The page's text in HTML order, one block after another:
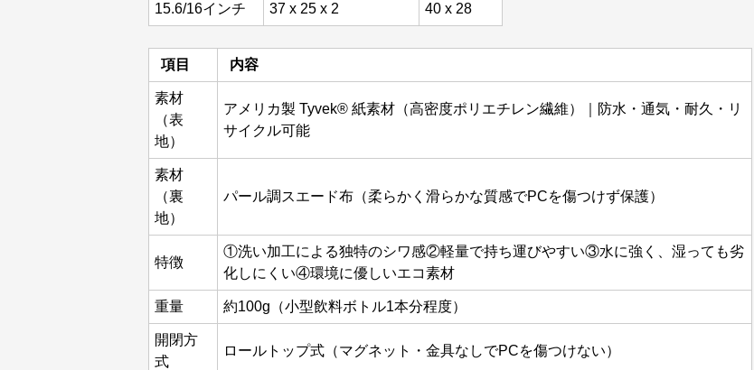
15.6/16インチ 37 x 25 x 2 40 x 28
項目 内容
素材
（表
地）
アメリカ製 Tyvek® 紙素材（高密度ポリエチレン繊維）｜防水・通気・耐久・リ
サイクル可能
素材
（裏
地）
パール調スエード布（柔らかく滑らかな質感でPCを傷つけず保護）
特徴
①洗い加工による独特のシワ感②軽量で持ち運びやすい③水に強く、湿っても劣
化しにくい④環境に優しいエコ素材
重量 約100g（小型飲料ボトル1本分程度）
開閉方
式
ロールトップ式（マグネット・金具なしでPCを傷つけない）